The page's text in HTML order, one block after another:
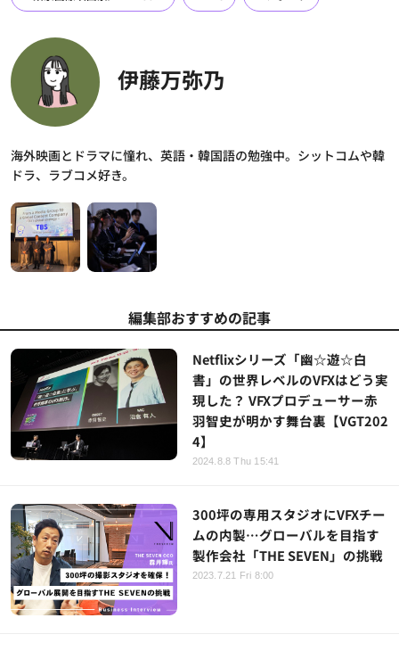
伊藤万弥乃
海外映画とドラマに憧れ、英語・韓国語の勉強中。シットコムや韓
ドラ、ラブコメ好き。
編集部おすすめの記事
Netflixシリーズ「幽☆遊☆白
書」の世界レベルのVFXはどう実
現した？ VFXプロデューサー赤
羽智史が明かす舞台裏【VGT202
4】
2024.8.8 Thu 15:41
300坪の専用スタジオにVFXチー
ムの内製…グローバルを目指す
製作会社「THE SEVEN」の挑戦
2023.7.21 Fri 8:00